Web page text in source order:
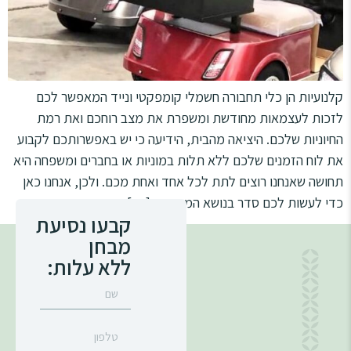
font_download סמן קישורים
לאפס
את
כל
האפשרויות
cached
מפת האתר
הצהרת נגישות
קלנועיות הן כלי תחבורה חשמלי קומפקטי ונייד המאפשר לכם
לזכות לעצמאות מחודשת ומשפרת את מצב רוחכם ואת רמת
החיוניות שלכם. היציאה מהבית, הידיעה כי יש באפשרותכם לקבוע
את לוח הזמנים שלכם ללא תלות במוניות או בחברים ומשפחה היא
תחושה שאנחנו רוצים לתת לכל אחד ואחת מכם. ולכן, אנחנו כאן
כדי לעשות לכם סדר בנושא המחירים. […]
קבעו נסיעת
מבחן
ללא עלות: